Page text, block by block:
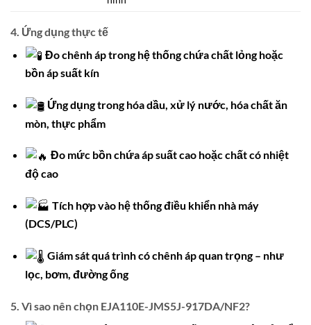
4. Ứng dụng thực tế
Đo chênh áp trong hệ thống chứa chất lỏng hoặc
bồn áp suất kín
Ứng dụng trong hóa dầu, xử lý nước, hóa chất ăn
mòn, thực phẩm
Đo mức bồn chứa áp suất cao hoặc chất có nhiệt
độ cao
Tích hợp vào hệ thống điều khiển nhà máy
(DCS/PLC)
Giám sát quá trình có chênh áp quan trọng – như
lọc, bơm, đường ống
5. Vì sao nên chọn EJA110E-JMS5J-917DA/NF2?